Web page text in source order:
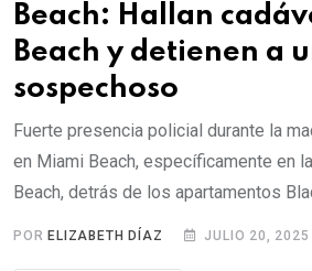
Beach: Hallan
Beach y detienen a
sospechoso
Fuerte presencia policial durante la
en Miami Beach, específicamente en
Beach, detrás de los apartamentos
POR ELIZABETH DÍAZ JULIO 20, 2025